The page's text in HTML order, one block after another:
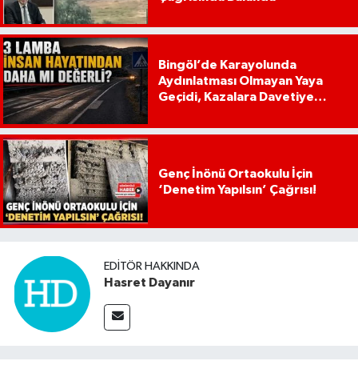
Bingöl’de Karayolunda
Aydınlatması Olmayan Yaya
Geçidi, Kazalara Davetiye
Genç İnönü Ortaokulu İçin
‘Denetim Yapılsın’ Çağrısı!
EDITÖR HAKKINDA
Hasret Dayanır